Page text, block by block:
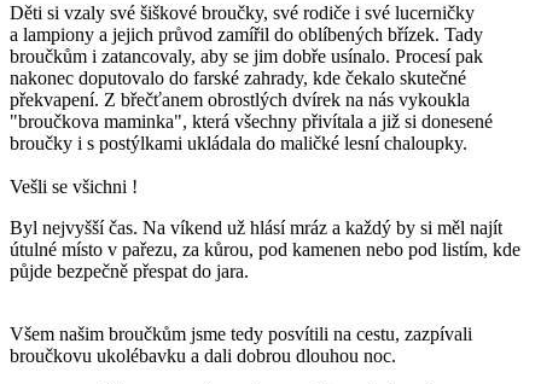
Děti si vzaly své šiškové broučky, své rodiče i své lucerničky
a lampiony a jejich průvod zamířil do oblíbených břízek. Tady
broučkům i zatancovaly, aby se jim dobře usínalo. Procesí pak
nakonec doputovalo do farské zahrady, kde čekalo skutečné
překvapení. Z břečťanem obrostlých dvírek na nás vykoukla
"broučkova maminka", která všechny přivítala a již si donesené
broučky i s postýlkami ukládala do maličké lesní chaloupky.
Vešli se všichni !
Byl nejvyšší čas. Na víkend už hlásí mráz a každý by si měl najít
útulné místo v pařezu, za kůrou, pod kamenen nebo pod listím, kde
půjde bezpečně přespat do jara.
Všem našim broučkům jsme tedy posvítili na cestu, zazpívali
broučkovu ukolébavku a dali dobrou dlouhou noc.